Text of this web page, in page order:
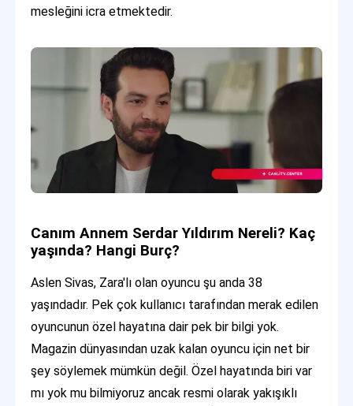
mesleğini icra etmektedir.
Canım Annem Serdar Yıldırım Nereli? Kaç
yaşında? Hangi Burç?
Aslen Sivas, Zara'lı olan oyuncu şu anda 38
yaşındadır. Pek çok kullanıcı tarafından merak edilen
oyuncunun özel hayatına dair pek bir bilgi yok.
Magazin dünyasından uzak kalan oyuncu için net bir
şey söylemek mümkün değil. Özel hayatında biri var
mı yok mu bilmiyoruz ancak resmi olarak yakışıklı